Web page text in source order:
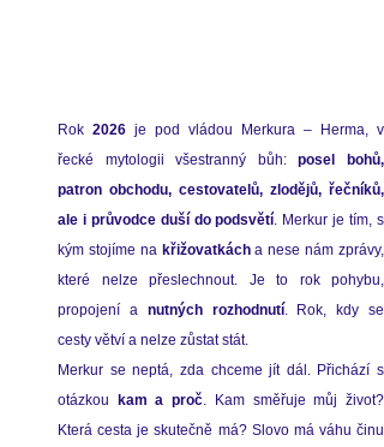
Rok 2026 je pod vládou Merkura – Herma, v
řecké mytologii všestranný bůh: posel bohů,
patron obchodu, cestovatelů, zlodějů, řečníků,
ale i průvodce duší do podsvětí . Merkur je tím, s
kým stojíme na křižovatkách a nese nám zprávy,
které nelze přeslechnout. Je to rok pohybu,
propojení a nutných rozhodnutí. Rok, kdy se
cesty větví a nelze zůstat stát.
Merkur se neptá, zda chceme jít dál. Přichází s
otázkou kam a proč . Kam směřuje můj život?
Která cesta je skutečně má? Slovo má váhu činu